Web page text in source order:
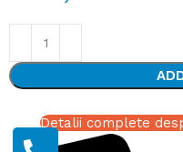
Detalii complete